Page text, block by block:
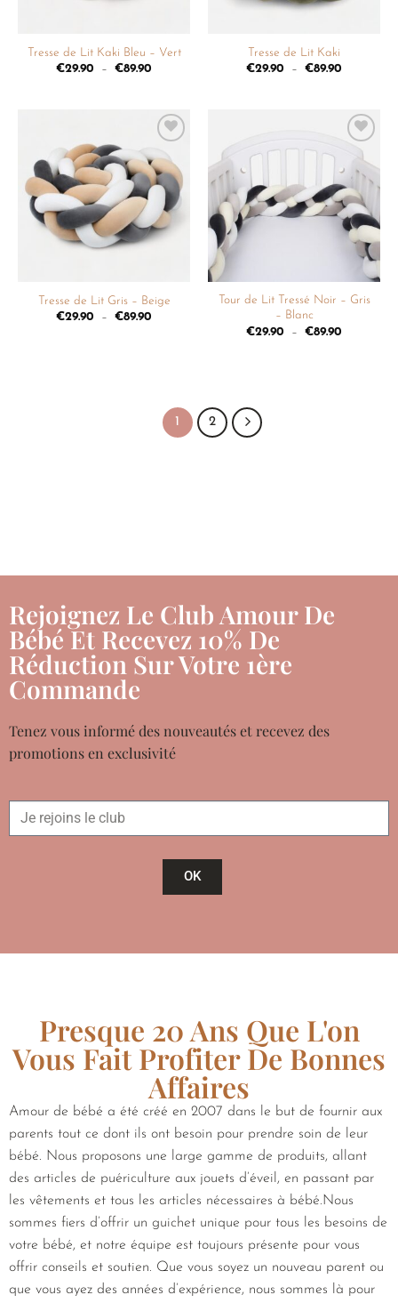
Tresse de Lit Kaki Bleu – Vert
€29.90 – €89.90
Tresse de Lit Kaki
€29.90 – €89.90
à la
liste de
souhaits
Tresse de Lit Gris – Beige
€29.90 – €89.90
Ajouter
liste de
souhaits
Tour de Lit Tressé Noir – Gris
– Blanc
€29.90 – €89.90
1 2
Rejoignez Le Club Amour De
Bébé Et Recevez 10% De
Réduction Sur Votre 1ère
Commande
Tenez vous informé des nouveautés et recevez des
promotions en exclusivité
OK
Presque 20 Ans Que L'on
Vous Fait Profiter De Bonnes
Affaires
Amour de bébé a été créé en 2007 dans le but de fournir aux
parents tout ce dont ils ont besoin pour prendre soin de leur
bébé. Nous proposons une large gamme de produits, allant
des articles de puériculture aux jouets d’éveil, en passant par
les vêtements et tous les articles nécessaires à bébé.Nous
sommes fiers d’offrir un guichet unique pour tous les besoins de
votre bébé, et notre équipe est toujours présente pour vous
offrir conseils et soutien. Que vous soyez un nouveau parent ou
que vous ayez des années d’expérience, nous sommes là pour